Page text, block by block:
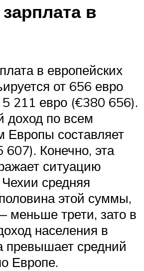
в
в европейских
от 656 евро
211 евро (€380 656).
доход по всем
Европы составляет
Конечно, эта
ситуацию
средняя
этой суммы,
трети, зато в
населения в
превышает средний
Европе.